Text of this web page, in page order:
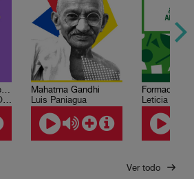
Letras 3. ¿Qué es leer?
Adriana de Teresa Ochoa
Mahatma Gandhi
Luis Paniagua
Leticia
Ver todo